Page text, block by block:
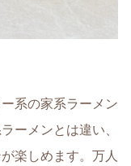
系の家系ラーメン
ーメンとは違い、
楽しめます。万人